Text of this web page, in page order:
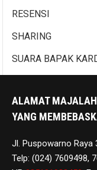
RESENSI
SHARING
SUARA BAPAK
ALAMAT
YANG
Jl. Puspowarno Raya
Telp: (024) 7609498,